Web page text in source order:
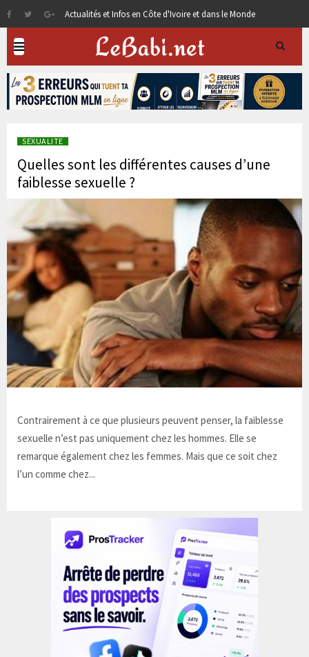
Actualités et Infos en Côte d'Ivoire et dans le Monde
SEXUALITE
Quelles sont les différentes causes d’une
faiblesse sexuelle ?
Contrairement à ce que plusieurs peuvent penser, la faiblesse
sexuelle n’est pas uniquement chez les hommes. Elle se
remarque également chez les femmes. Mais que ce soit chez
l’un comme chez...